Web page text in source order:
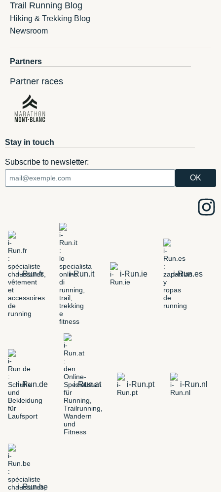
Trail Running Blog
Hiking & Trekking Blog
Newsroom
Partners
Partner races
Stay in touch
Subscribe to newsletter:
i-Run.fr i-Run.it i-Run.ie i-Run.es
i-Run.de i-Run.at i-Run.pt i-Run.nl
i-Run.be